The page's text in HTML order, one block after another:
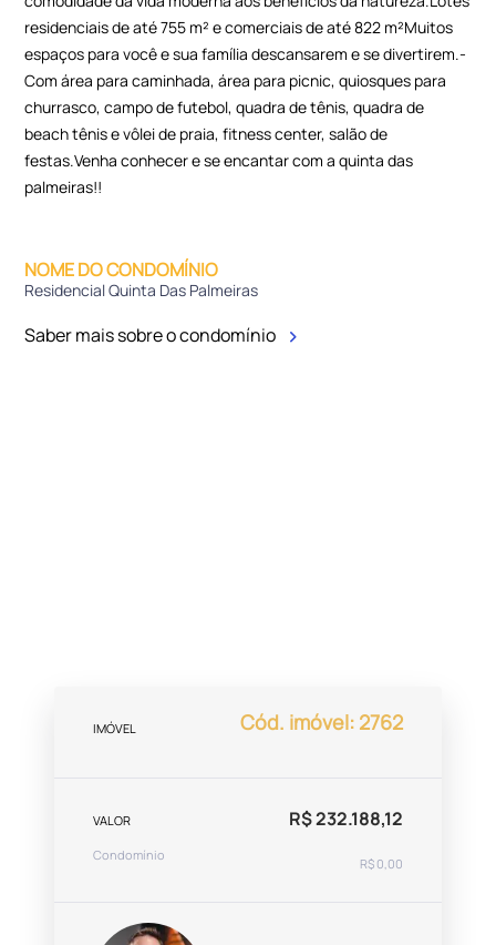
residenciais de até 755 m² e comerciais de até 822 m²Muitos
espaços para você e sua família descansarem e se divertirem.-
Com área para caminhada, área para picnic, quiosques para
churrasco, campo de futebol, quadra de tênis, quadra de
beach tênis e vôlei de praia, fitness center, salão de
festas.Venha conhecer e se encantar com a quinta das
palmeiras!!
NOME DO CONDOMÍNIO
Residencial Quinta Das Palmeiras
Saber mais sobre o condomínio
IMÓVEL Cód. imóvel: 2762
VALOR R$ 232.188,12
Condomínio
R$ 0,00